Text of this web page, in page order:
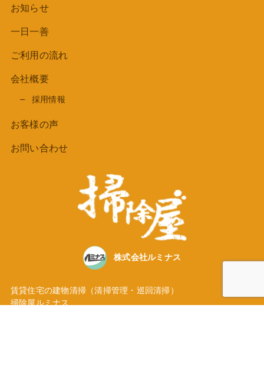
お知らせ
一日一善
ご利用の流れ
会社概要
採用情報
お客様の声
お問い合わせ
株式会社ルミナス
賃貸住宅の建物清掃（清掃管理・巡回清掃）
掃除屋ルミナス